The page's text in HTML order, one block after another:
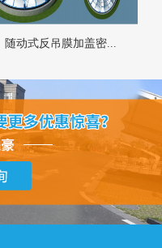
随动式反吊膜加盖密...